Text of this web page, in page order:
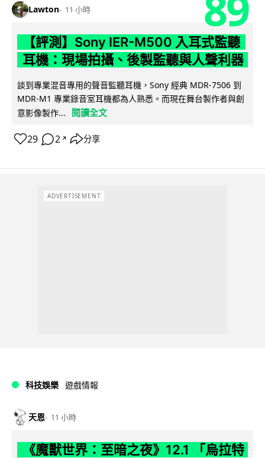
Lawton 11 小時
【評測】Sony IER-M500 入耳式監聽
耳機：現場拍攝、後製監聽與人聲利器
談到專業混音專用的聲音監聽耳機，Sony 經典 MDR-7506 到
MDR-M1 專業錄音室耳機都為人熟悉。而現在舞台製作者與創
意影像製作...
閱讀全文
29 2 ↗ 分享
ADVERTISEMENT
科技娛樂 遊戲情報
天恩 11 小時
《魔獸世界：至暗之夜》12.1 「烏拉特